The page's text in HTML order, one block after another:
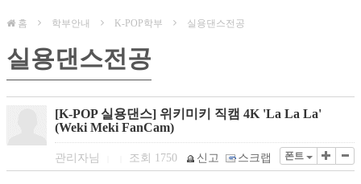
홈 학부안내 K-POP학부 실용댄스전공
실용댄스전공
[K-POP 실용댄스] 위키미키 직캠 4K 'La La La'
(Weki Meki FanCam)
관리자님 조회 1750 폰트
신고 스크랩